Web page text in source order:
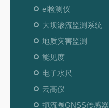
el检测仪
大坝渗流监测系统
地质灾害监测
能见度
电子水尺
云高仪
扼流圈GNSS传感器